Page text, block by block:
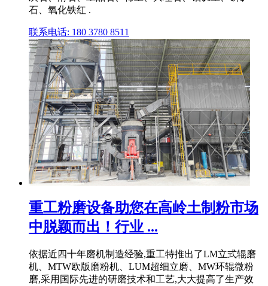
石、氧化铁红 .
联系电话: 180 3780 8511
重工粉磨设备助您在高岭土制粉市场
中脱颖而出！行业 ...
依据近四十年磨机制造经验,重工特推出了LM立式辊磨
机、MTW欧版磨粉机、LUM超细立磨、MW环辊微粉
磨,采用国际先进的研磨技术和工艺,大大提高了生产效